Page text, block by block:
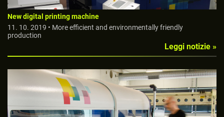
New digital printing machine
11. 10. 2019 • More efficient and environmentally friendly
production
Leggi notizie »